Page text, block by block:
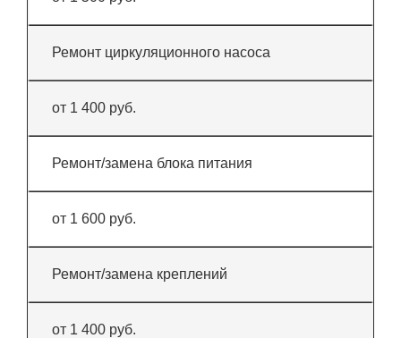
Ремонт циркуляционного насоса
от 1 400 руб.
Ремонт/замена блока питания
от 1 600 руб.
Ремонт/замена креплений
от 1 400 руб.